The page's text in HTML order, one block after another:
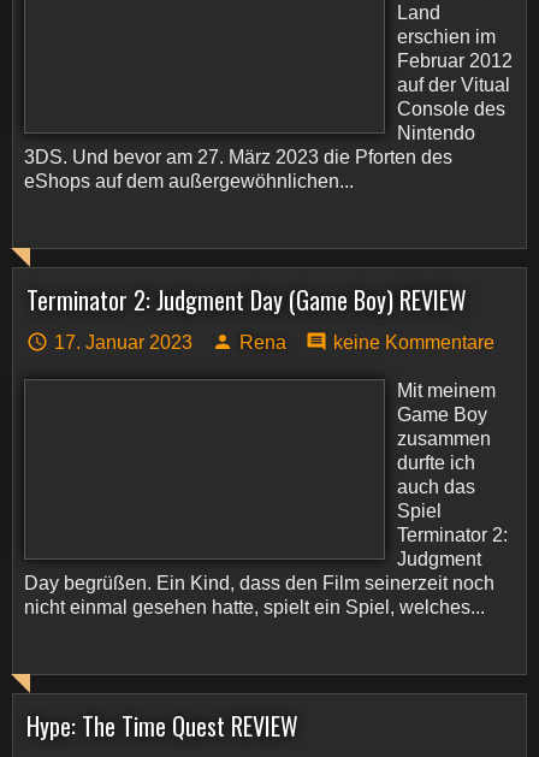
Land
erschien im
Februar 2012
auf der Vitual
Console des
Nintendo
3DS. Und bevor am 27. März 2023 die Pforten des
eShops auf dem außergewöhnlichen...
Terminator 2: Judgment Day (Game Boy) REVIEW
17. Januar 2023 Rena keine Kommentare
Mit meinem
Game Boy
zusammen
durfte ich
auch das
Spiel
Terminator 2:
Judgment
Day begrüßen. Ein Kind, dass den Film seinerzeit noch
nicht einmal gesehen hatte, spielt ein Spiel, welches...
Hype: The Time Quest REVIEW